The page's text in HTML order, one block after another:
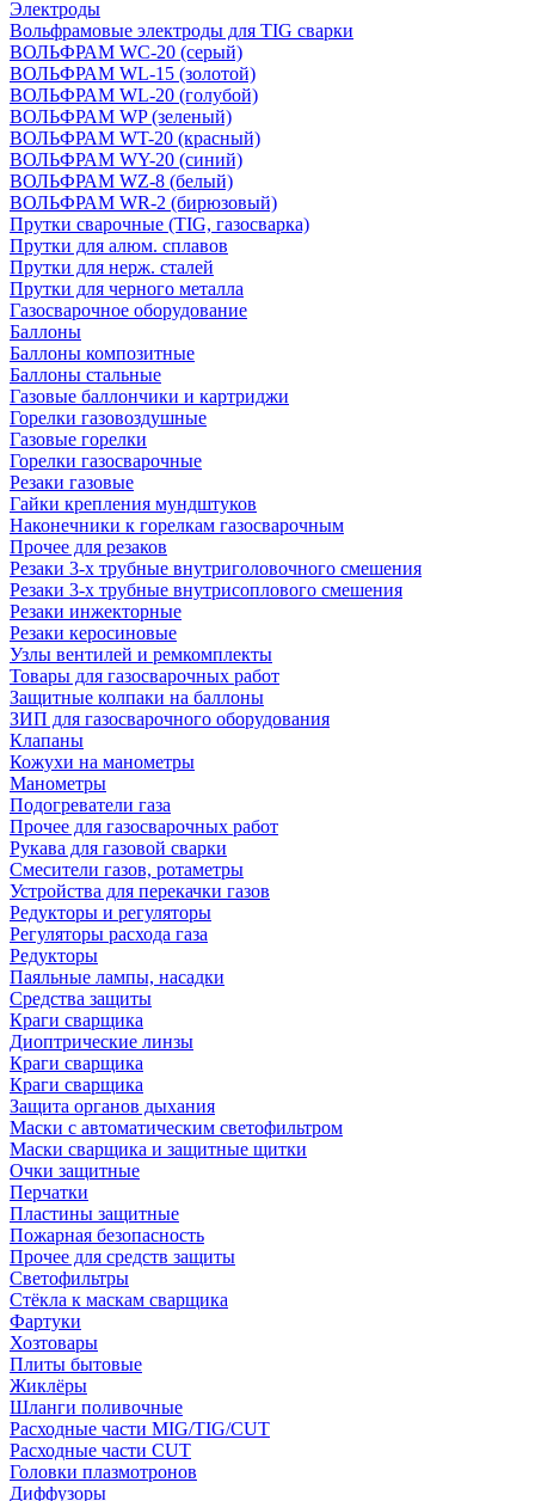
Электроды
Вольфрамовые электроды для TIG сварки
ВОЛЬФРАМ WC-20 (серый)
ВОЛЬФРАМ WL-15 (золотой)
ВОЛЬФРАМ WL-20 (голубой)
ВОЛЬФРАМ WP (зеленый)
ВОЛЬФРАМ WT-20 (красный)
ВОЛЬФРАМ WY-20 (синий)
ВОЛЬФРАМ WZ-8 (белый)
ВОЛЬФРАМ WR-2 (бирюзовый)
Прутки сварочные (TIG, газосварка)
Прутки для алюм. сплавов
Прутки для нерж. сталей
Прутки для черного металла
Газосварочное оборудование
Баллоны
Баллоны композитные
Баллоны стальные
Газовые баллончики и картриджи
Горелки газовоздушные
Газовые горелки
Горелки газосварочные
Резаки газовые
Гайки крепления мундштуков
Наконечники к горелкам газосварочным
Прочее для резаков
Резаки 3-х трубные внутриголовочного смешения
Резаки 3-х трубные внутрисоплового смешения
Резаки инжекторные
Резаки керосиновые
Узлы вентилей и ремкомплекты
Товары для газосварочных работ
Защитные колпаки на баллоны
ЗИП для газосварочного оборудования
Клапаны
Кожухи на манометры
Манометры
Подогреватели газа
Прочее для газосварочных работ
Рукава для газовой сварки
Смесители газов, ротаметры
Устройства для перекачки газов
Редукторы и регуляторы
Регуляторы расхода газа
Редукторы
Паяльные лампы, насадки
Средства защиты
Краги сварщика
Диоптрические линзы
Краги сварщика
Краги сварщика
Защита органов дыхания
Маски с автоматическим светофильтром
Маски сварщика и защитные щитки
Очки защитные
Перчатки
Пластины защитные
Пожарная безопасность
Прочее для средств защиты
Светофильтры
Стёкла к маскам сварщика
Фартуки
Хозтовары
Плиты бытовые
Жиклёры
Шланги поливочные
Расходные части MIG/TIG/CUT
Расходные части CUT
Головки плазмотронов
Диффузоры